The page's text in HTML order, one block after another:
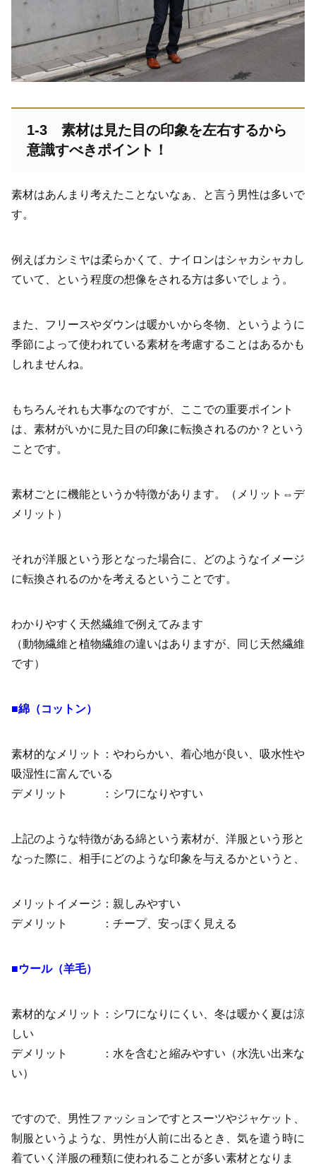
1-3 素材は見た目の印象を左右するから
意識すべきポイント！
素材はあんまり考えたことないなぁ、と言う男性は多いで
す。
例えばカシミヤは柔らかくて、ナイロンはシャカシャカし
ていて、という程度の想像をされる方は多いでしょう。
また、フリースやダウンは暖かいから冬物、というように
季節によって使われている素材を考慮することはあるかも
しれませんね。
もちろんそれも大事なのですが、ここでの重要ポイント
は、素材がいかに見た目の印象に転換されるのか？という
ことです。
素材ごとに機能というか特徴があります。（メリット⇔デ
メリット）
それが洋服という形となった場合に、どのようなイメージ
に転換されるのかを考えるということです。
わかりやすく天然繊維で例えてみます
（動物繊維と植物繊維の違いはありますが、同じ天然繊維
です）
■綿（コットン）
素材的なメリット：やわらかい、着心地が良い、吸水性や
吸湿性に富んでいる
デメリット ：シワになりやすい
上記のような特徴がある綿という素材が、洋服という形と
なった際に、相手にどのような印象を与えるかというと、
メリットイメージ：親しみやすい
デメリット ：チープ、安っぽく見える
■ウール（羊毛）
素材的なメリット：シワになりにくい、冬は暖かく夏は涼
しい
デメリット ：水を含むと縮みやすい（水洗い出来な
い）
ですので、男性ファッションですとスーツやジャケット、
制服というような、男性が人前に出るとき、気を遣う時に
着ていく洋服の種類に使われることが多い素材となりま